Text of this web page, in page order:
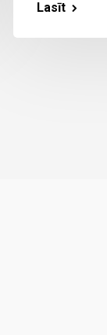
Lasīt